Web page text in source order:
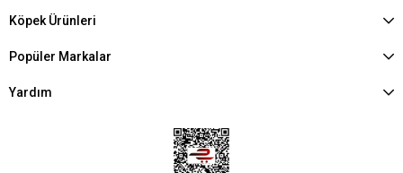
Köpek Ürünleri
Popüler Markalar
Yardım